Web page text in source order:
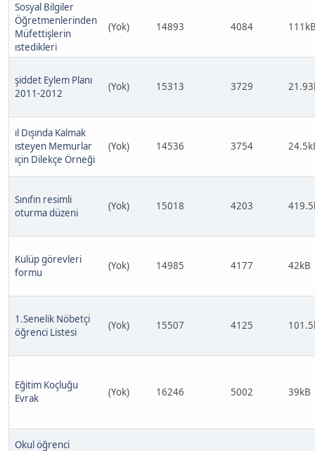
Sosyal Bilgiler
Öğretmenlerinden
Müfettişlerin
ıstedikleri
(Yok) 14893 4084
şiddet Eylem Planı
2011-2012
(Yok) 15313 3729
ıl Dışında Kalmak
ısteyen Memurlar
ıçin Dilekçe Örneği
(Yok) 14536 3754
Sınıfın resimli
oturma düzeni
(Yok) 15018 4203
Kulüp görevleri
formu
(Yok) 14985 4177 42kB
1.Senelik Nöbetçi
öğrenci Listesi
(Yok) 15507 4125
Eğitim Koçluğu
Evrak
(Yok) 16246 5002 39kB
Okul öğrenci